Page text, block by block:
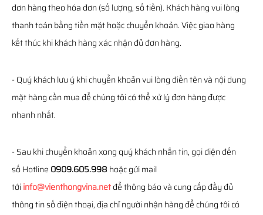
đơn hàng theo hóa đơn (số lượng, số tiền). Khách hàng vui lòng
thanh toán bằng tiền mặt hoặc chuyển khoản. Việc giao hàng
kết thúc khi khách hàng xác nhận đủ đơn hàng.
- Quý khách lưu ý khi chuyển khoản vui lòng điền tên và nội dung
mặt hàng cần mua để chúng tôi có thể xử lý đơn hàng được
nhanh nhất.
- Sau khi chuyển khoản xong quý khách nhắn tin, gọi điện đến
số Hotline 0909.605.998 hoặc gửi mail
tớiinfo@vienthongvina.netđể thông báo và cung cấp đầy đủ
thông tin số điện thoại, địa chỉ người nhận hàng để chúng tôi có